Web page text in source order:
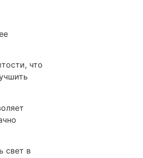
что
свет в